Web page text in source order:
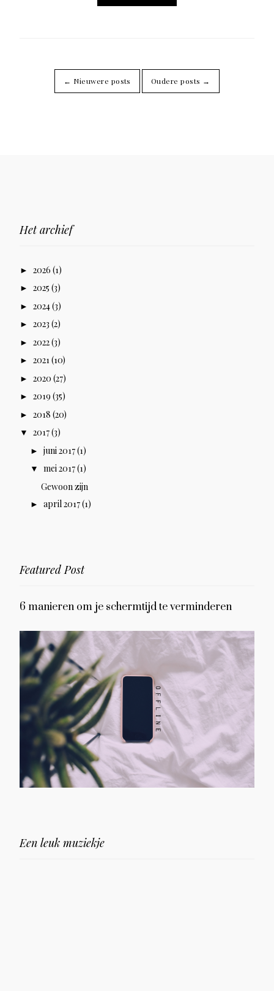
← Nieuwere posts Oudere posts →
Het archief
► 2026 (1)
► 2025 (3)
► 2024(3)
► 2023 (2)
► 2022(3)
► 2021(10)
► 2020 (27)
► 2019 (35)
► 2018 (20)
▼ 2017(3)
► juni 2017(1)
▼ mei 2017(1)
Gewoon zijn
► april 2017(1)
Featured Post
6 manieren om je schermtijd te verminderen
Een leuk muziekje